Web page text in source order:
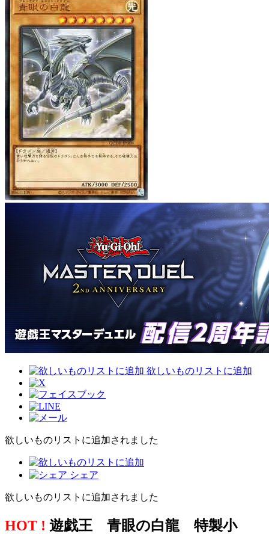
欲しいものリストに追加
欲しいものリストに追加されました
シェア
欲しいものリストに追加されました
HOT ! 遊戯王 青眼の白龍 特製小